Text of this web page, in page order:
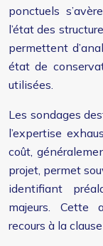
ponctuels
l’état des
permettent
état de
utilisées.
Les sondages
l’expertise
coût,
projet, permet
identifiant
majeurs. Cette
recours à la